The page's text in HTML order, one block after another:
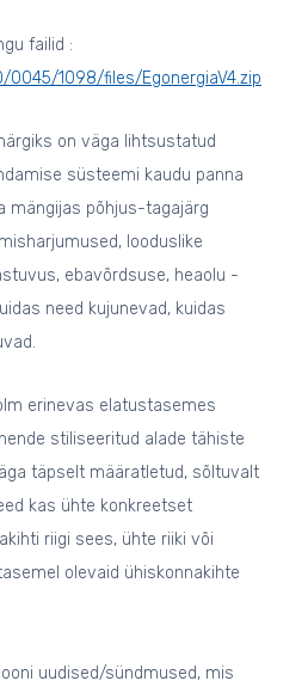
failid :
1098/files/EgonergiaV4.zip
on väga lihtsustatud
süsteemi kaudu panna
mängijas põhjus-tagajärg
looduslike
ebavõrdsuse, heaolu -
need kujunevad, kuidas
erinevas elatustasemes
stiliseeritud alade tähiste
täpselt määratletud, sõltuvalt
kas ühte konkreetset
riigi sees, ühte riiki või
olevaid ühiskonnakihte
uudised/sündmused, mis